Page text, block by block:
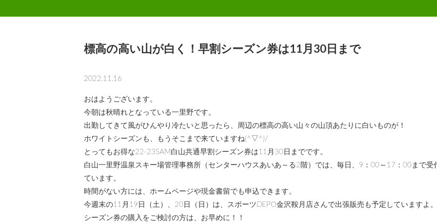
標高の高い山が白く！早割シーズン券は11月30日まで
2022.11.16
おはようございます。
今朝は秋晴れとなっている一里野です。
出勤してきて風がひんやり冷たいと思ったら、周辺の標高の高い山々の山頂あたりに白いものが！
ホワイトシーズンも、もうそこまで来ていますね(^▽^)/
とってもお得な22-23SAM白山共通早割シーズン券は11月30日までです。
白山一里野温泉スキー場管理事務所（センターハウスあいあ～る2階）では、毎日、9：00～17：00まで受
ています。
時間がない方には、ホームページや現金書留でも申込できます。
今週末の11月19日（土）、20日（日）は、スポーツDEPO金沢鞍月店さんで出張販売も予定していますよ。
シーズン券の購入をご検討の方は、お早めに！！